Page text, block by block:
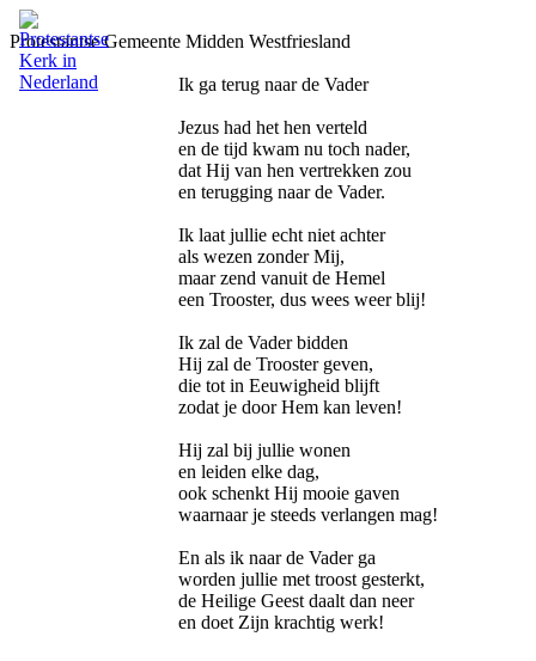
Protestantse Gemeente Midden Westfriesland
Ik ga terug naar de Vader
Jezus had het hen verteld
en de tijd kwam nu toch nader,
dat Hij van hen vertrekken zou
en terugging naar de Vader.
Ik laat jullie echt niet achter
als wezen zonder Mij,
maar zend vanuit de Hemel
een Trooster, dus wees weer blij!
Ik zal de Vader bidden
Hij zal de Trooster geven,
die tot in Eeuwigheid blijft
zodat je door Hem kan leven!
Hij zal bij jullie wonen
en leiden elke dag,
ook schenkt Hij mooie gaven
waarnaar je steeds verlangen mag!
En als ik naar de Vader ga
worden jullie met troost gesterkt,
de Heilige Geest daalt dan neer
en doet Zijn krachtig werk!